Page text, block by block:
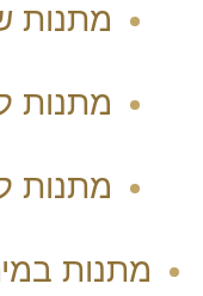
מתנות
מתנות
מתנות
מתנות